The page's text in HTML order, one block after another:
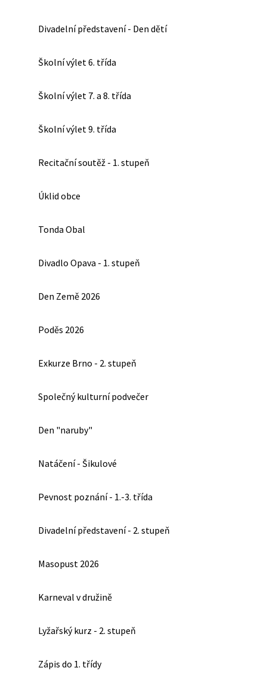
Divadelní představení - Den dětí
Školní výlet 6. třída
Školní výlet 7. a 8. třída
Školní výlet 9. třída
Recitační soutěž - 1. stupeň
Úklid obce
Tonda Obal
Divadlo Opava - 1. stupeň
Den Země 2026
Poděs 2026
Exkurze Brno - 2. stupeň
Společný kulturní podvečer
Den "naruby"
Natáčení - Šikulové
Pevnost poznání - 1.-3. třída
Divadelní představení - 2. stupeň
Masopust 2026
Karneval v družině
Lyžařský kurz - 2. stupeň
Zápis do 1. třídy